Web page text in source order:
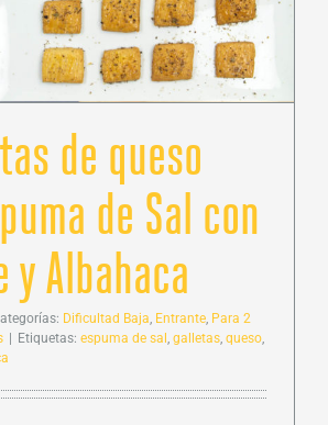
de queso
de Sal con
y Albahaca
Dificultad Baja Entrante Para 2
| Etiquetas: espuma de sal galletas queso